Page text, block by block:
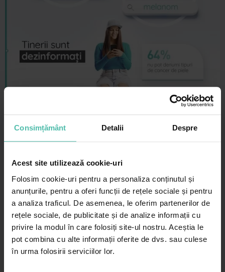
Consimțământ Detalii Despre
Acest site utilizează cookie-uri
Folosim cookie-uri pentru a personaliza conținutul și
anunțurile, pentru a oferi funcții de rețele sociale și pentru
a analiza traficul. De asemenea, le oferim partenerilor de
rețele sociale, de publicitate și de analize informații cu
privire la modul în care folosiți site-ul nostru. Aceștia le
pot combina cu alte informații oferite de dvs. sau culese
în urma folosirii serviciilor lor.